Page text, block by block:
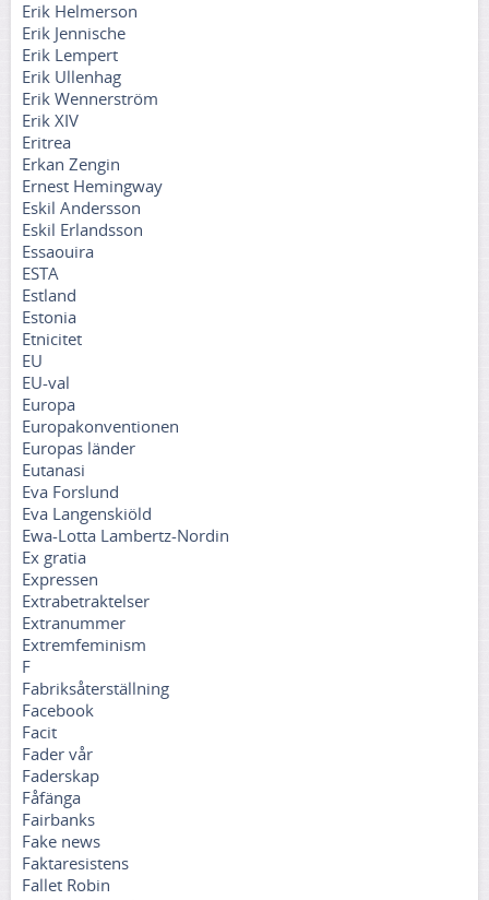
Erik Helmerson
Erik Jennische
Erik Lempert
Erik Ullenhag
Erik Wennerström
Erik XIV
Eritrea
Erkan Zengin
Ernest Hemingway
Eskil Andersson
Eskil Erlandsson
Essaouira
ESTA
Estland
Estonia
Etnicitet
EU
EU-val
Europa
Europakonventionen
Europas länder
Eutanasi
Eva Forslund
Eva Langenskiöld
Ewa-Lotta Lambertz-Nordin
Ex gratia
Expressen
Extrabetraktelser
Extranummer
Extremfeminism
F
Fabriksåterställning
Facebook
Facit
Fader vår
Faderskap
Fåfänga
Fairbanks
Fake news
Faktaresistens
Fallet Robin